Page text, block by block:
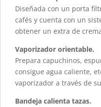
Diseñada con un porta
cafés y cuenta con un
obtener un extra de
Vaporizador orientable.
Prepara capuchinos,
consigue agua caliente,
vaporizador a través de
Bandeja calienta tazas.